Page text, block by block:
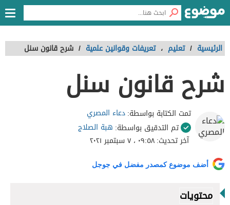
الرئيسية / تعليم ، تعريفات وقوانين علمية / شرح قانون سنل
شرح قانون سنل
تمت الكتابة بواسطة:دعاء المصري
تم التدقيق بواسطة: هبة الصلاج
آخر تحديث:٠٩:٥٨ ، ٧ سبتمبر ٢٠٢١
أضف موضوع كمصدر مفضل في جوجل
محتويات